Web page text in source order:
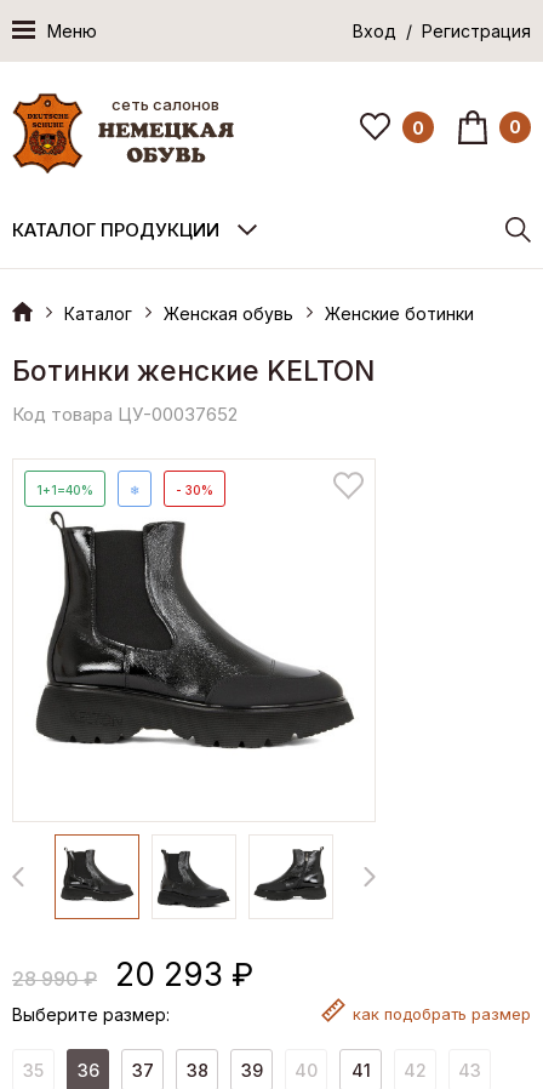
Меню Вход / Регистрация
сеть салонов
0 0
КАТАЛОГ ПРОДУКЦИИ
Каталог Женская обувь Женские ботинки
Ботинки женские KELTON
Код товара ЦУ-00037652
1+1=40% ❄ - 30%
28 990 ₽ 20 293 ₽
Выберите размер: как подобрать размер
35 36 37 38 39 40 41 42 43